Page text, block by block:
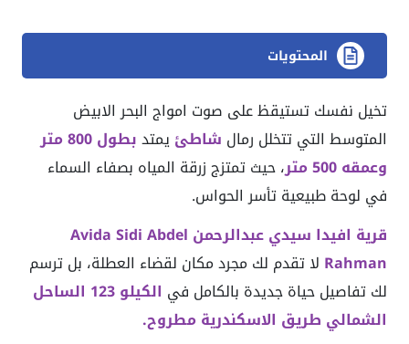
المحتويات
تخيل نفسك تستيقظ على صوت امواج البحر الابيض
المتوسط التي تتخلل رمال شاطئيمتد
بطول 800 متر
وعمقه 500 متر
، حيث تمتزج زرقة المياه بصفاء السماء
في لوحة طبيعية تأسر الحواس.
قرية افيدا سيدي عبدالرحمن Avida Sidi Abdel
Rahman لا تقدم لك مجرد مكان لقضاء العطلة، بل ترسم
لك تفاصيل حياة جديدة بالكامل في
الكيلو 123 الساحل
الشمالي طريق الاسكندرية مطروح.